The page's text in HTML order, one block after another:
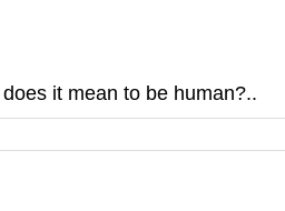
it mean to be human?..